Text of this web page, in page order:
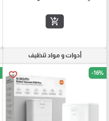
add_shopping_cart
أدوات و مواد تنظيف
favorite_border -16%